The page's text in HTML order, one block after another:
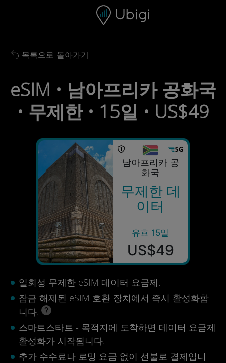
내비게이션 바 하단
Back to list
목록으로 돌아가기
eSIM • 남아프리카 공화국
• 무제한 • 15일 • US$49
남아프리카 공
화국
무제한 데
이터
유효 15일
US$49
일회성 무제한 eSIM 데이터 요금제.
잠금 해제된 eSIM 호환 장치에서 즉시 활성화합
니다.
스마트스타트 - 목적지에 도착하면 데이터 요금제
활성화가 시작됩니다.
추가 수수료나 로밍 요금 없이 선불로 결제입니